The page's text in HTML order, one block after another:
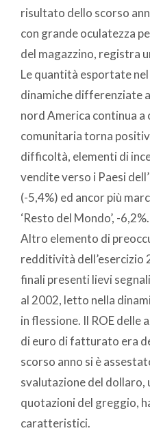
risultato dello scorso
con grande oculatezza
del magazzino, registra
Le quantità esportate
dinamiche differenziate
nord America continua a
comunitaria torna
difficoltà, elementi di
vendite verso i Paesi
(-5,4%) ed ancor più
‘Resto del Mondo’, -6,2%.
Altro elemento di
redditività dell’esercizio
finali presenti lievi
al 2002, letto nella
in flessione. Il ROE delle
di euro di fatturato era
scorso anno si è
svalutazione del dollaro,
quotazioni del greggio,
caratteristici.